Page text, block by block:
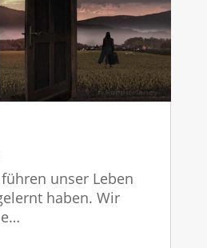
unser Leben
haben. Wir